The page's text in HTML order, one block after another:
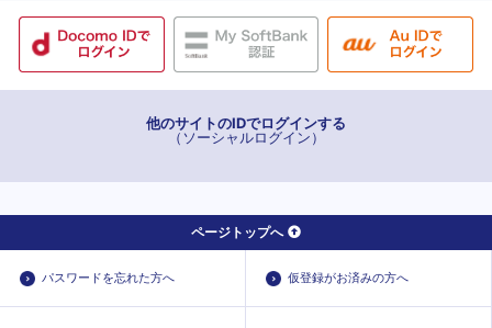
他のサイトのIDでログインする
（ソーシャルログイン）
ページトップへ
パスワードを忘れた方へ 仮登録がお済みの方へ